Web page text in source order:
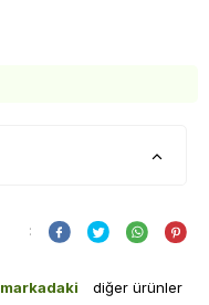
:
markadaki diğer ürünler